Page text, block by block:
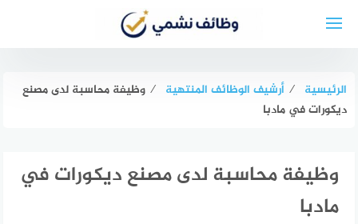
الرئيسية ⁄ أرشيف الوظائف المنتهية ⁄ وظيفة محاسبة لدى مصنع
ديكورات في مادبا
وظيفة محاسبة لدى مصنع ديكورات في
مادبا